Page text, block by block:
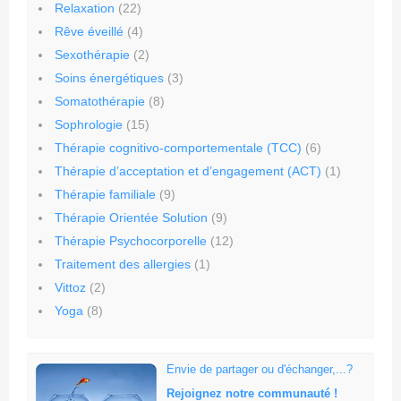
Relaxation (22)
Rêve éveillé (4)
Sexothérapie (2)
Soins énergétiques (3)
Somatothérapie (8)
Sophrologie (15)
Thérapie cognitivo-comportementale (TCC) (6)
Thérapie d’acceptation et d’engagement (ACT) (1)
Thérapie familiale (9)
Thérapie Orientée Solution (9)
Thérapie Psychocorporelle (12)
Traitement des allergies (1)
Vittoz (2)
Yoga (8)
Envie de partager ou d'échanger,...?
Rejoignez notre communauté !